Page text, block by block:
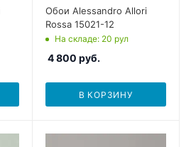
Обои Alessandro Allori
Rossa 15021-12
На складе: 20 рул
4 800 руб.
В КОРЗИНУ